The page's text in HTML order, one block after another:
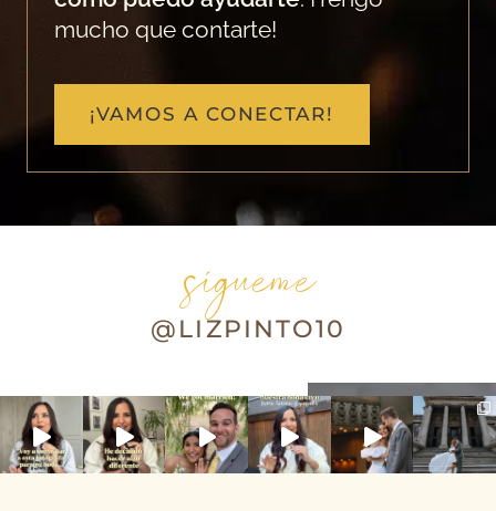
mucho que contarte!
¡VAMOS A CONECTAR!
sígueme
@LIZPINTO10